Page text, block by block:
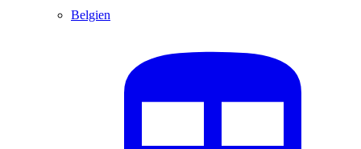
Belgien